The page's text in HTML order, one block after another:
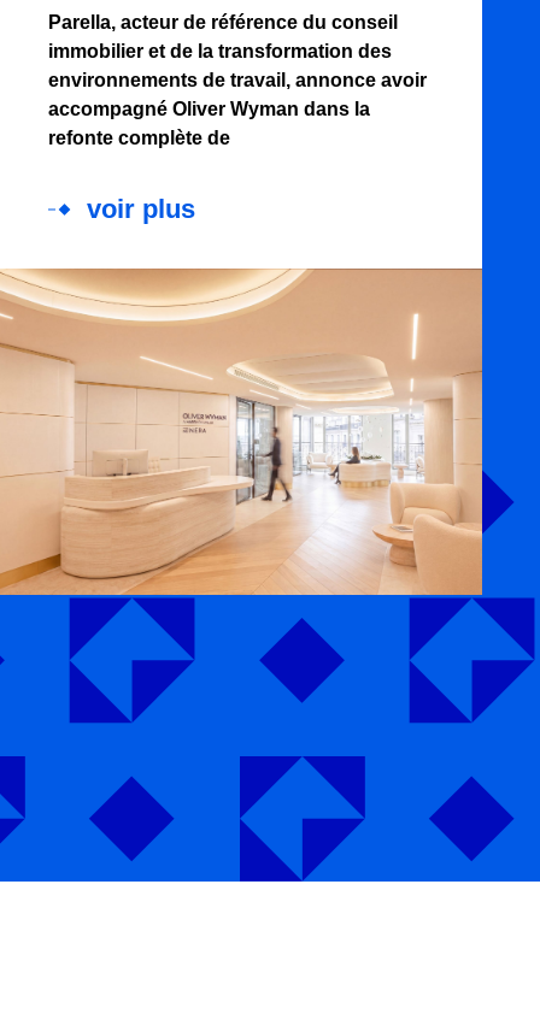
Parella, acteur de référence du conseil
immobilier et de la transformation des
environnements de travail, annonce avoir
accompagné Oliver Wyman dans la
refonte complète de
voir plus